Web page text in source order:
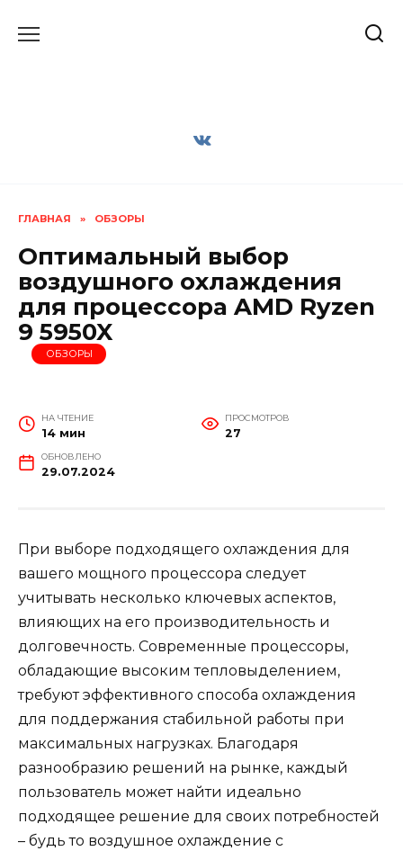
ГЛАВНАЯ » ОБЗОРЫ
Оптимальный выбор
воздушного охлаждения
для процессора AMD Ryzen
9 5950X
ОБЗОРЫ
НА ЧТЕНИЕ
14 мин
ПРОСМОТРОВ
27
ОБНОВЛЕНО
29.07.2024
При выборе подходящего охлаждения для
вашего мощного процессора следует
учитывать несколько ключевых аспектов,
влияющих на его производительность и
долговечность. Современные процессоры,
обладающие высоким тепловыделением,
требуют эффективного способа охлаждения
для поддержания стабильной работы при
максимальных нагрузках. Благодаря
разнообразию решений на рынке, каждый
пользователь может найти идеально
подходящее решение для своих потребностей
– будь то воздушное охлаждение с